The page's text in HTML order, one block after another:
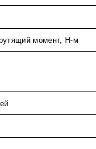
момент, Н-м